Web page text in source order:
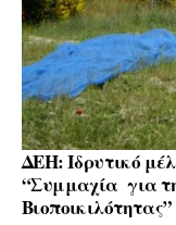
ΔΕΗ: Ιδρυτικό
“Συμμαχία για τη
Βιοποικιλότητας”